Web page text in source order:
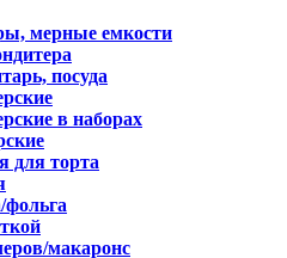
мерные емкости
посуда
в наборах
для торта
фольга
макаронс